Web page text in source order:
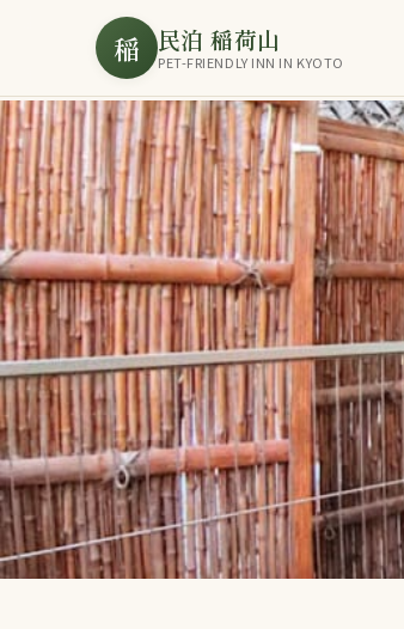
稲 民泊 稲荷山
PET-FRIENDLY INN IN KYOTO